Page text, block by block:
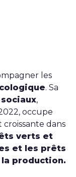
les
. Sa
,
occupe
dans
verts et
et les prêts
production.